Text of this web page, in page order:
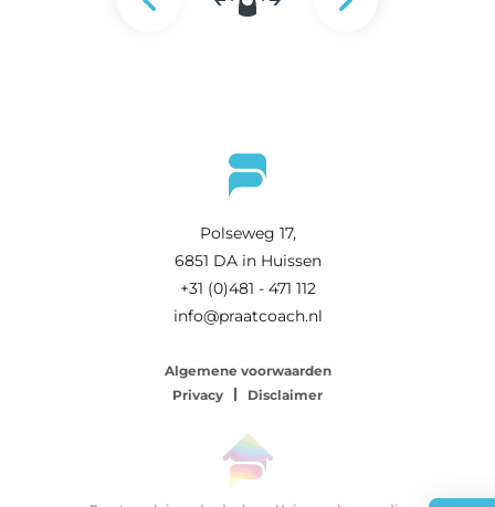
Polseweg 17,
6851 DA in Huissen
+31 (0)481 - 471 112
info@praatcoach.nl
Algemene voorwaarden
Privacy
Disclaimer